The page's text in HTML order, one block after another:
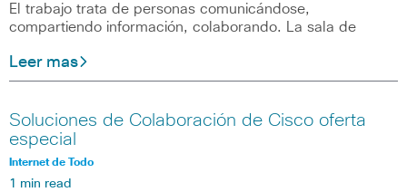
El trabajo trata de personas comunicándose,
compartiendo información, colaborando. La sala de
Leer mas
Soluciones de Colaboración de Cisco oferta
especial
Internet de Todo
1 min read